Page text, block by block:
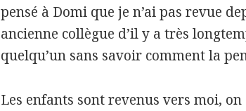
pensé à Domi que je n’ai pas revue
ancienne collègue d’il y a très
quelqu’un sans savoir comment la
Les enfants sont revenus vers moi,